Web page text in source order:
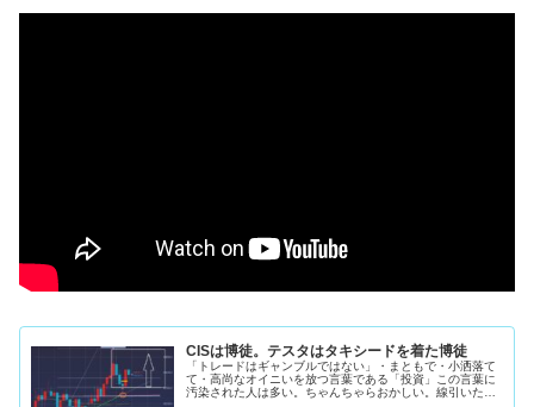
CISは博徒。テスタはタキシードを着た博徒
「トレードはギャンブルではない」・まともで・小洒落て
て・高尚なオイニいを放つ言葉である「投資」この言葉に
汚染された人は多い。ちゃんちゃらおかしい。線引いた